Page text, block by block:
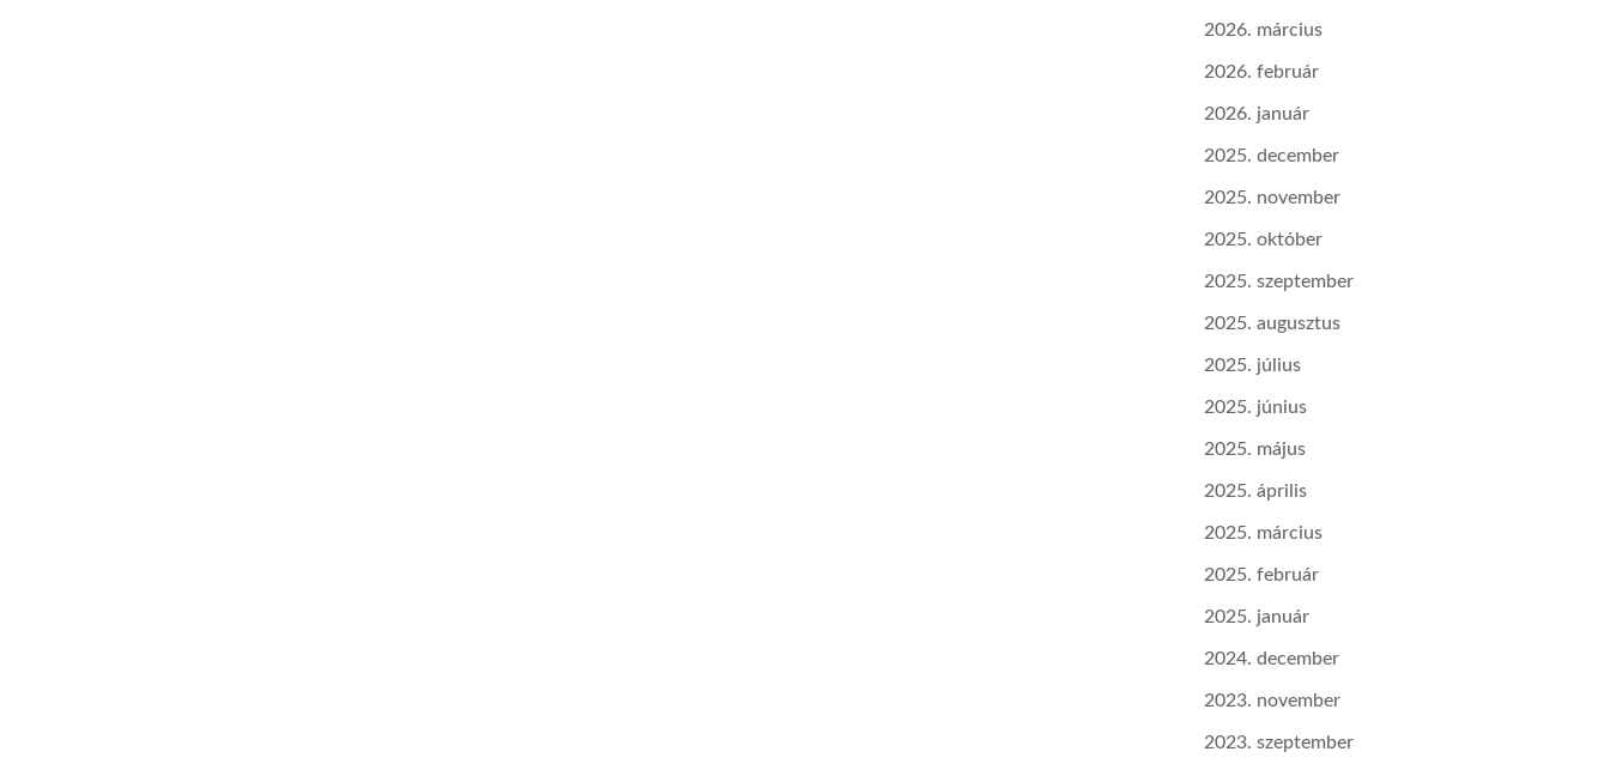
2026. március
2026. február
2026. január
2025. december
2025. november
2025. október
2025. szeptember
2025. augusztus
2025. július
2025. június
2025. május
2025. április
2025. március
2025. február
2025. január
2024. december
2023. november
2023. szeptember